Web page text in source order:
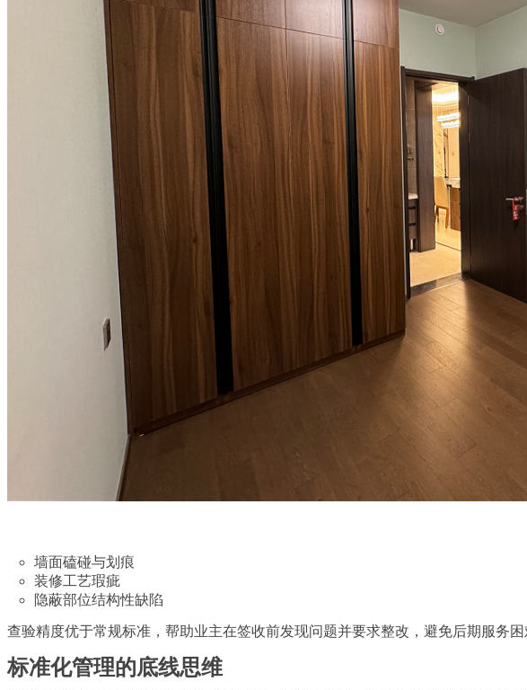
墙面磕碰与划痕
装修工艺瑕疵
隐蔽部位结构性缺陷
查验精度优于常规标准，帮助业主在签收前发现问题并要求整改，避免后期服务
标准化管理的底线思维